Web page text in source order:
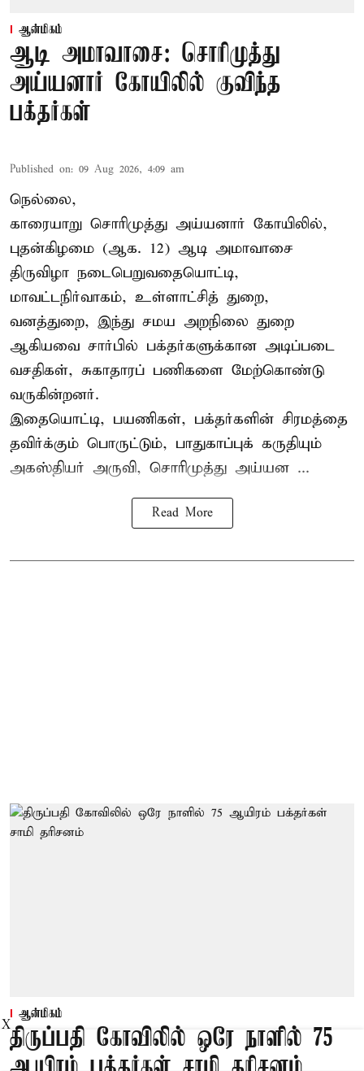
ஆன்மிகம்
ஆடி அமாவாசை: சொரிமுத்து
அய்யனார் கோயிலில் குவிந்த
பக்தர்கள்
Published on: 09 Aug 2026, 4:09 am
நெல்லை,
காரையாறு சொரிமுத்து அய்யனார் கோயிலில்,
புதன்கிழமை (ஆக. 12) ஆடி அமாவாசை
திருவிழா நடைபெறுவதையொட்டி,
மாவட்டநிர்வாகம், உள்ளாட்சித் துறை,
வனத்துறை, இந்து சமய அறநிலை துறை
ஆகியவை சார்பில் பக்தர்களுக்கான அடிப்படை
வசதிகள், சுகாதாரப் பணிகளை மேற்கொண்டு
வருகின்றனர்.
இதையொட்டி, பயணிகள், பக்தர்களின் சிரமத்தை
தவிர்க்கும் பொருட்டும், பாதுகாப்புக் கருதியும்
அகஸ்தியர் அருவி, சொரிமுத்து அய்யன ...
Read More
ஆன்மிகம்
திருப்பதி கோவிலில் ஒரே நாளில் 75
X